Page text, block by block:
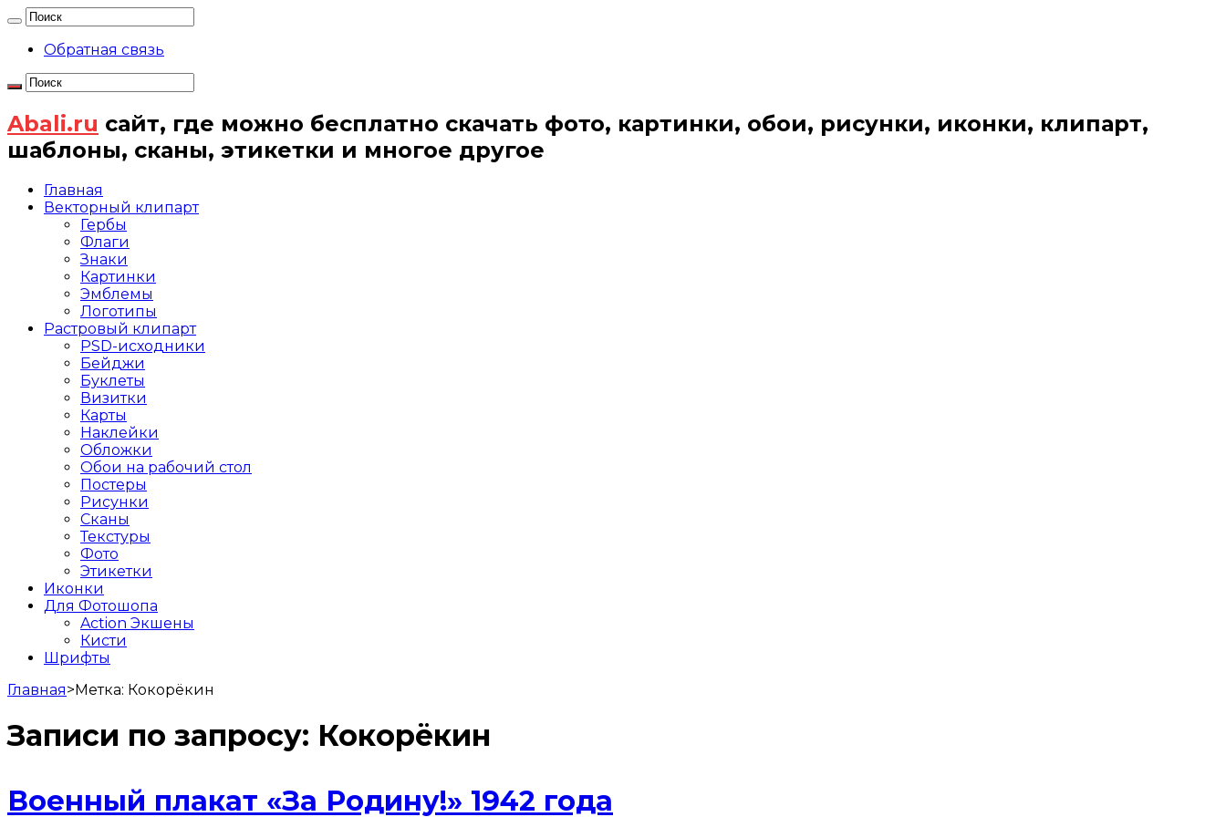
Обратная связь
Abali.ru сайт, где можно бесплатно скачать фото, картинки, обои, рисунки, иконки, клипарт,
шаблоны, сканы, этикетки и многое другое
Главная
Векторный клипарт
Гербы
Флаги
Знаки
Картинки
Эмблемы
Логотипы
Растровый клипарт
PSD-исходники
Бейджи
Буклеты
Визитки
Карты
Наклейки
Обложки
Обои на рабочий стол
Постеры
Рисунки
Сканы
Текстуры
Фото
Этикетки
Иконки
Для Фотошопа
Action Экшены
Кисти
Шрифты
Главная>Метка: Кокорёкин
Записи по запросу: Кокорёкин
Военный плакат «За Родину!» 1942 года